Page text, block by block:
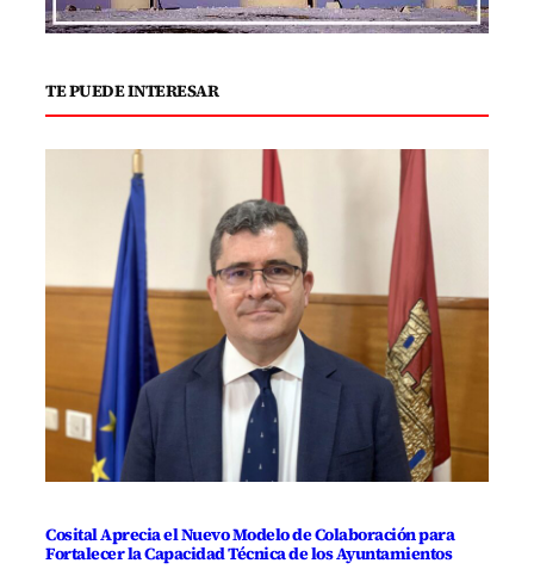
TE PUEDE INTERESAR
Cosital Aprecia el Nuevo Modelo de Colaboración para
Fortalecer la Capacidad Técnica de los Ayuntamientos